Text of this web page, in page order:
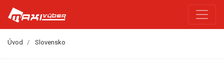
Úvod Slovensko